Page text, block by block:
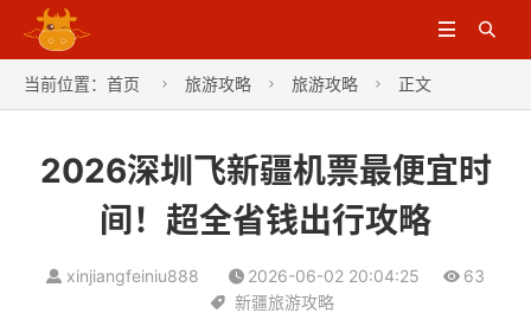


当前位置： 首页  旅游攻略  旅游攻略  正文
2026深圳飞新疆机票最便宜时
间！超全省钱出行攻略
xinjiangfeiniu888 2026-06-02 20:04:25
63
新疆旅游攻略